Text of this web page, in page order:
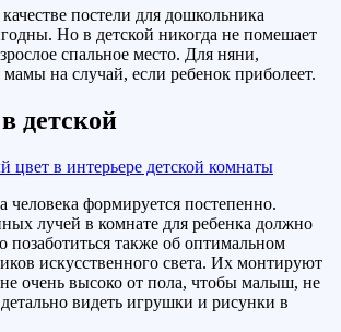
постели для дошкольника
Но в детской никогда не помешает
спальное место. Для няни,
на случай, если ребенок приболеет.
детской
человека формируется постепенно.
лучей в комнате для ребенка должно
также об оптимальном
искусственного света. Их монтируют
очень высоко от пола, чтобы малыш, не
детально видеть игрушки и рисунки в